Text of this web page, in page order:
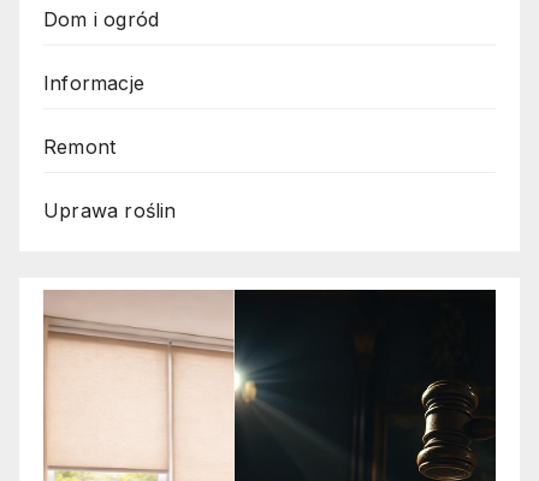
Dom i ogród
Informacje
Remont
Uprawa roślin